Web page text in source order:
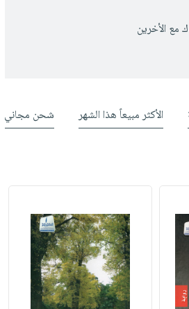
مع الأخرين
الأكثر مبيعاً هذا الشهر شحن مجاني